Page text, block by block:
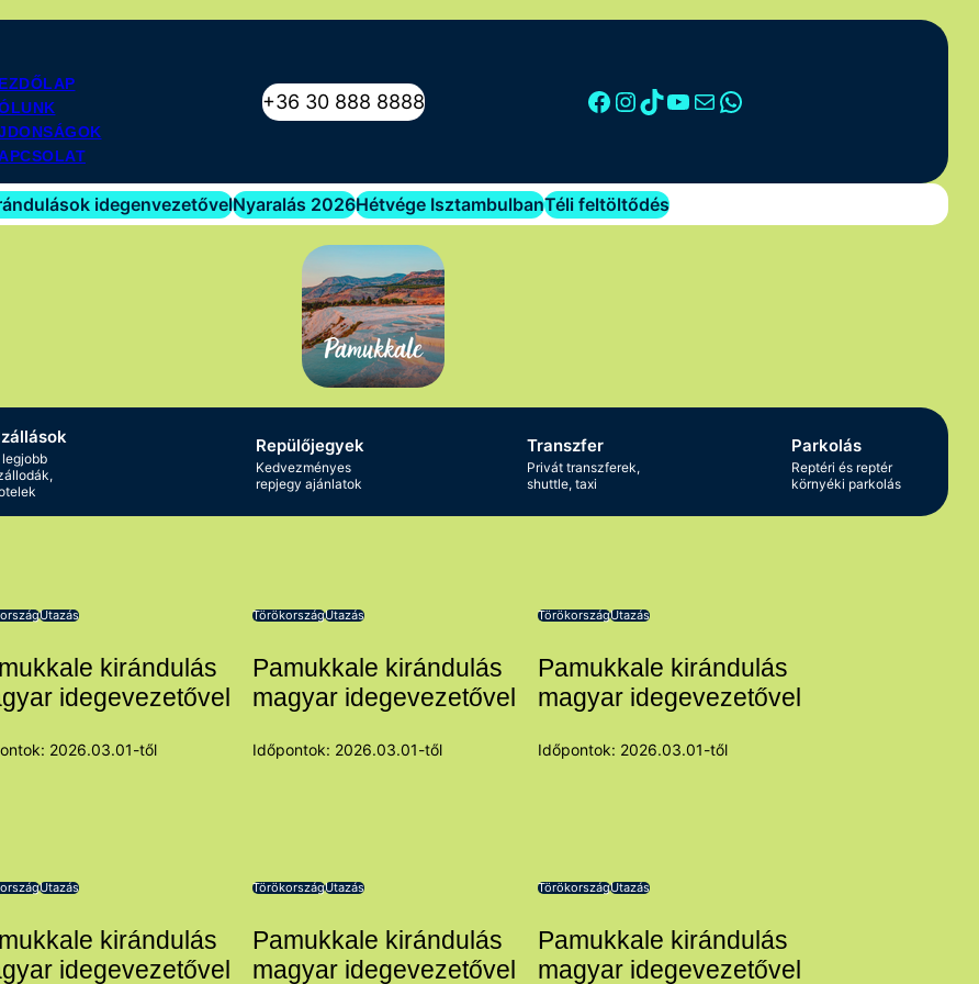
+36 30 888 8888 Facebook
Instagram
TikTok
YouTube
MailWhatsApp
idegenvezetővelNyaralás 2026Hétvége IsztambulbanTéli feltöltődés
legjobb
Repülőjegyek
Kedvezményes
repjegy ajánlatok
Transzfer
Privát transzferek,
shuttle, taxi
Parkolás
Reptéri és reptér
környéki parkolás
Utazás
kirándulás
idegevezetővel
2026.03.01-től
TörökországUtazás
Pamukkale kirándulás
magyar idegevezetővel
Időpontok: 2026.03.01-től
TörökországUtazás
Pamukkale kirándulás
magyar idegevezetővel
Időpontok: 2026.03.01-től
Utazás
kirándulás
idegevezetővel
TörökországUtazás
Pamukkale kirándulás
magyar idegevezetővel
TörökországUtazás
Pamukkale kirándulás
magyar idegevezetővel